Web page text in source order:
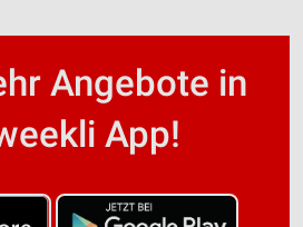
Angebote in
App!